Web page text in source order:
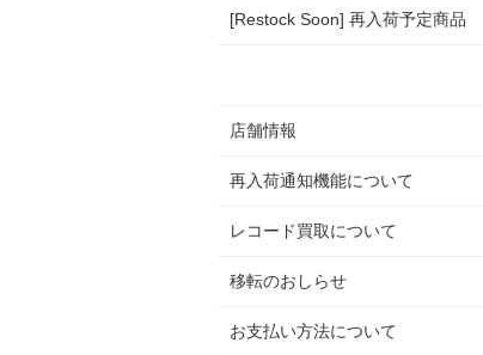
[Restock Soon] 再入荷予定商品
店舗情報
再入荷通知機能について
レコード買取について
移転のおしらせ
お支払い方法について